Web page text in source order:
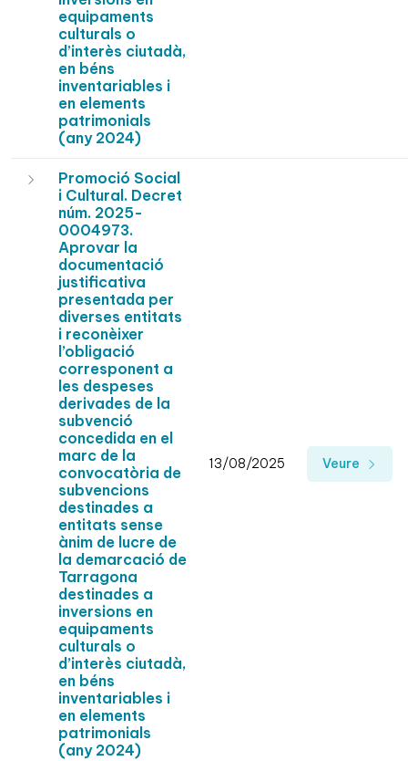
equipaments
culturals o
d’interès ciutadà,
en béns
inventariables i
en elements
patrimonials
(any 2024)
Promoció Social
i Cultural. Decret
núm. 2025-
0004973.
Aprovar la
documentació
justificativa
presentada per
diverses entitats
i reconèixer
l’obligació
corresponent a
les despeses
derivades de la
subvenció
concedida en el
marc de la
convocatòria de
subvencions
destinades a
entitats sense
ànim de lucre de
la demarcació de
Tarragona
destinades a
inversions en
equipaments
culturals o
d’interès ciutadà,
en béns
inventariables i
en elements
patrimonials
(any 2024)
13/08/2025 Veure